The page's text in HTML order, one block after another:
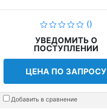
()
УВЕДОМИТЬ О
ПОСТУПЛЕНИИ
ЦЕНА ПО ЗАПРОСУ
Добавить в сравнение